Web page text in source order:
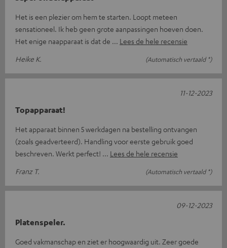
Het is een plezier om hem te starten. Loopt meteen
sensationeel. Ik heb geen grote aanpassingen hoeven doen.
Het enige naapparaat is dat de
Lees de hele recensie
Heike K.
(Automatisch vertaald *)
Topapparaat!
Het apparaat binnen 5 werkdagen na bestelling ontvangen
(zoals geadverteerd). Handling voor eerste gebruik goed
beschreven. Werkt perfect!
Lees de hele recensie
Franz T.
(Automatisch vertaald *)
11-12-2023
Platenspeler.
Goed vakmanschap en ziet er hoogwaardig uit. Zeer goede
09-12-2023